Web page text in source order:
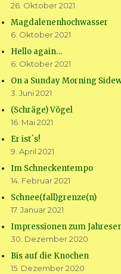
26. Oktober 2021
Magdalenenhochwasser
6. Oktober 2021
Hello again…
6. Oktober 2021
On a Sunday Morning
3. Juni 2021
(Schräge) Vögel
16. Mai 2021
Er ist´s!
9. April 2021
Im Schneckentempo
14. Februar 2021
Schnee(fall)grenze(n)
17. Januar 2021
Impressionen zum
30. Dezember 2020
Bis auf die Knochen
15. Dezember 2020